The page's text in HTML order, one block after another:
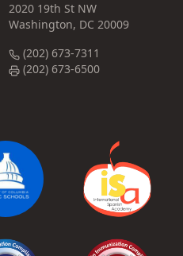
2020 19th St NW
Washington, DC 20009
(202) 673-7311
(202) 673-6500